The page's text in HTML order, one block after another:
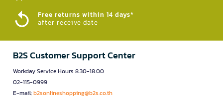
Free returns within 14 days*
after receive date
B2S Customer Support Center
Workday Service Hours 8.30-18.00
02-115-0999
E-mail:b2sonlineshopping@b2s.co.th